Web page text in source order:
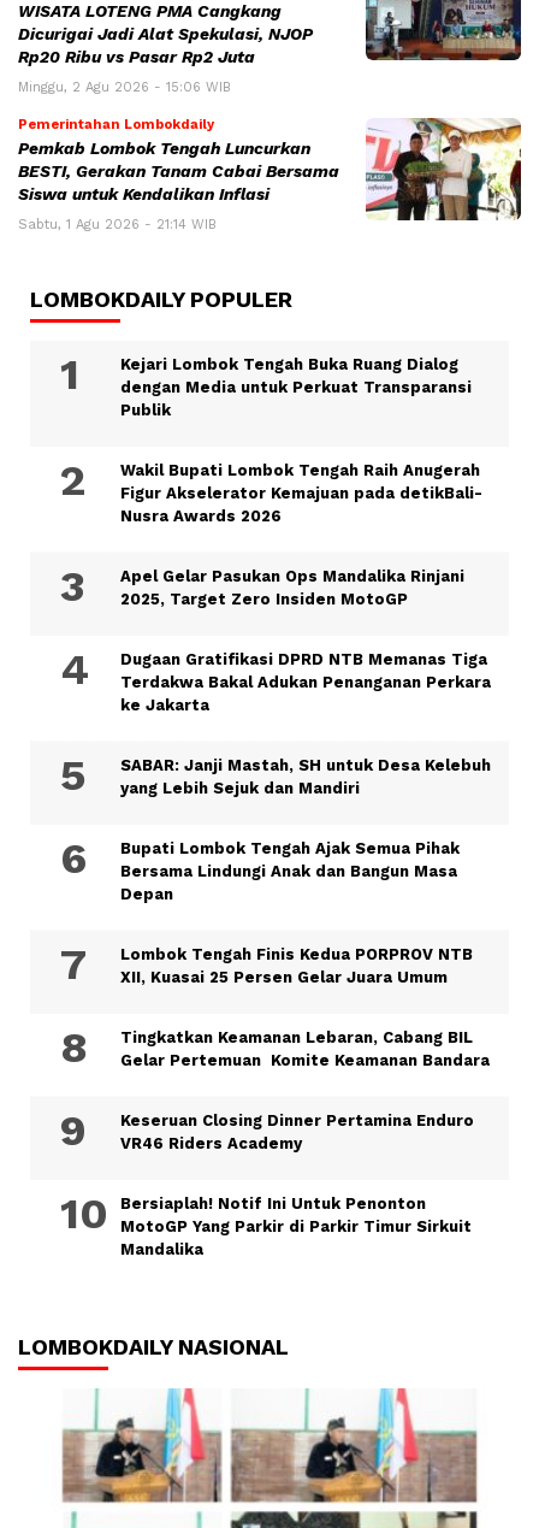
WISATA LOTENG PMA Cangkang
Dicurigai Jadi Alat Spekulasi, NJOP
Rp20 Ribu vs Pasar Rp2 Juta
Minggu, 2 Agu 2026 - 15:06 WIB
Pemerintahan Lombokdaily
Pemkab Lombok Tengah Luncurkan
BESTI, Gerakan Tanam Cabai Bersama
Siswa untuk Kendalikan Inflasi
Sabtu, 1 Agu 2026 - 21:14 WIB
LOMBOKDAILY POPULER
Kejari Lombok Tengah Buka Ruang Dialog
dengan Media untuk Perkuat Transparansi
Publik
Wakil Bupati Lombok Tengah Raih Anugerah
Figur Akselerator Kemajuan pada detikBali-
Nusra Awards 2026
Apel Gelar Pasukan Ops Mandalika Rinjani
2025, Target Zero Insiden MotoGP
Dugaan Gratifikasi DPRD NTB Memanas Tiga
Terdakwa Bakal Adukan Penanganan Perkara
ke Jakarta
SABAR: Janji Mastah, SH untuk Desa Kelebuh
yang Lebih Sejuk dan Mandiri
Bupati Lombok Tengah Ajak Semua Pihak
Bersama Lindungi Anak dan Bangun Masa
Depan
Lombok Tengah Finis Kedua PORPROV NTB
XII, Kuasai 25 Persen Gelar Juara Umum
Tingkatkan Keamanan Lebaran, Cabang BIL
Gelar Pertemuan Komite Keamanan Bandara
Keseruan Closing Dinner Pertamina Enduro
VR46 Riders Academy
Bersiaplah! Notif Ini Untuk Penonton
MotoGP Yang Parkir di Parkir Timur Sirkuit
Mandalika
LOMBOKDAILY NASIONAL